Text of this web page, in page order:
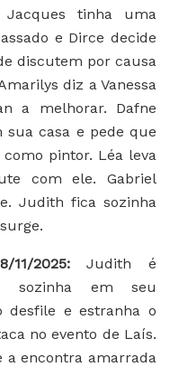
tinha uma
e Dirce decide
discutem por causa
diz a Vanessa
a melhorar. Dafne
sua casa e pede que
pintor. Léa leva
com ele. Gabriel
Judith fica sozinha
11/2025:Judith é
sozinha em seu
desfile e estranha o
no evento de Laís.
encontra amarrada